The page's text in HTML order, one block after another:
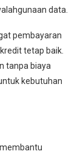
data.
pembayaran
tetap baik.
tanpa biaya
kebutuhan